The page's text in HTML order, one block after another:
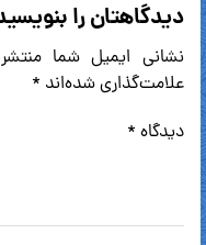
دیدگاهتان را
نشانی ایمیل شما
علامت‌گذاری شده‌اند *
دیدگاه *